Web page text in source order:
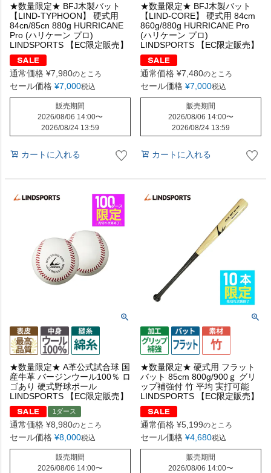
★数量限定★ BFJ木製バット
【LIND-TYPHOON】 硬式用
84cn/85cn 880g HURRICANE
Pro (ハリケーン プロ)
LINDSPORTS 【EC限定販売】
通常価格 ¥7,980のところ
セール価格 ¥7,000税込
販売期間
2026/08/06 14:00〜
2026/08/24 13:59
カートに入れる
★数量限定★ BFJ木製バット
【LIND-CORE】 硬式用 84cm
860g/880g HURRICANE Pro
(ハリケーン プロ)
LINDSPORTS 【EC限定販売】
通常価格 ¥7,480のところ
セール価格 ¥7,000税込
販売期間
2026/08/06 14:00〜
2026/08/24 13:59
カートに入れる
★数量限定★ A革公式試合球 国
産牛革 バージンウール100％ ロ
ゴあり 硬式野球ボール
LINDSPORTS 【EC限定販売】
1ダース
通常価格 ¥8,980のところ
セール価格 ¥8,000税込
販売期間
2026/08/06 14:00〜
★数量限定★ 硬式用 フラット
バット 85cm 800g/900ｇ グリ
ップ補強付 竹 平均 実打可能
LINDSPORTS 【EC限定販売】
通常価格 ¥5,199のところ
セール価格 ¥4,680税込
販売期間
2026/08/06 14:00〜